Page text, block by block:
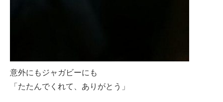
意外にもジャガビーにも
「たたんでくれて、ありがとう」